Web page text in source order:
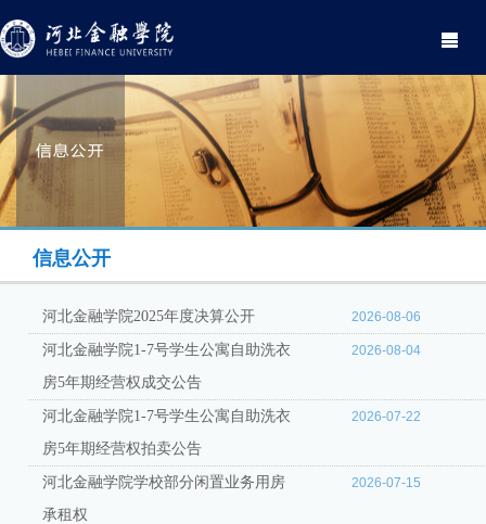
Toggle
信息公开
河北金融学院2025年度决算公开 2026-08-06
河北金融学院1-7号学生公寓自助洗衣
房5年期经营权成交公告
2026-08-04
河北金融学院1-7号学生公寓自助洗衣
房5年期经营权拍卖公告
2026-07-22
河北金融学院学校部分闲置业务用房
承租权
2026-07-15